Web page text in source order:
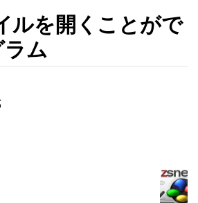
ルを開くことがで
ラム